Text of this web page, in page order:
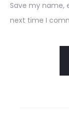
Save my name,
next time I